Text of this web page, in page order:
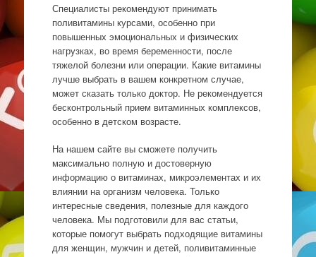
Специалисты рекомендуют принимать
поливитамины курсами, особенно при
повышенных эмоциональных и физических
нагрузках, во время беременности, после
тяжелой болезни или операции. Какие витамины
лучше выбрать в вашем конкретном случае,
может сказать только доктор. Не рекомендуется
бесконтрольный прием витаминных комплексов,
особенно в детском возрасте.
На нашем сайте вы сможете получить
максимально полную и достоверную
информацию о витаминах, микроэлементах и их
влиянии на организм человека. Только
интересные сведения, полезные для каждого
человека. Мы подготовили для вас статьи,
которые помогут выбрать подходящие витамины
для женщин, мужчин и детей, поливитаминные